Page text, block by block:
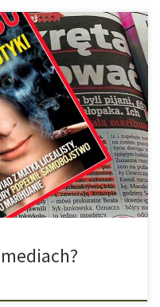
w związku z marihuaną,
Już sam wzgląd na
pokazuje wielki
promować konopie jako lek.
konopia z CDB jako